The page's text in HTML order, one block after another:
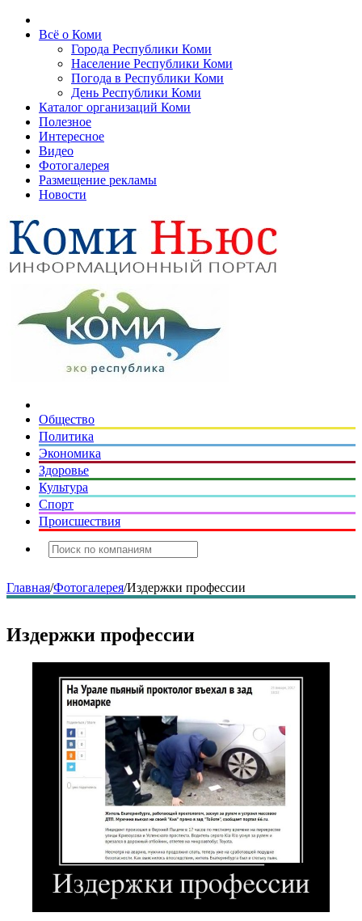
Всё о Коми
Города Республики Коми
Население Республики Коми
Погода в Республики Коми
День Республики Коми
Каталог организаций Коми
Полезное
Интересное
Видео
Фотогалерея
Размещение рекламы
Новости
Общество
Политика
Экономика
Здоровье
Культура
Спорт
Происшествия
Главная/Фотогалерея/Издержки профессии
Издержки профессии